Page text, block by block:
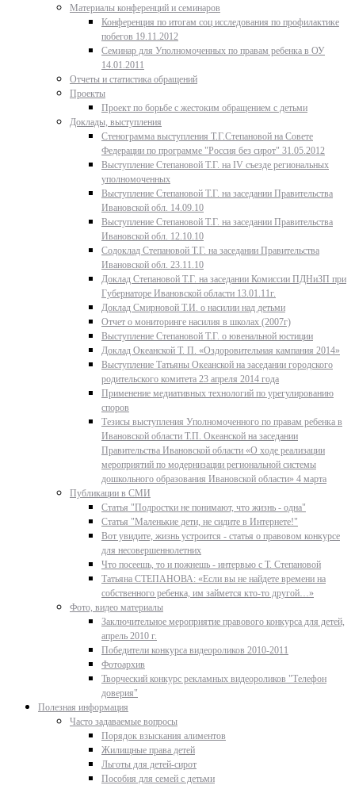
Материалы конференций и семинаров
Конференция по итогам соц исследования по профилактике
побегов 19.11.2012
Семинар для Уполномоченных по правам ребенка в ОУ
14.01.2011
Отчеты и статистика обращений
Проекты
Проект по борьбе с жестоким обращением с детьми
Доклады, выступления
Стенограмма выступления Т.Г.Степановой на Совете
Федерации по программе "Россия без сирот" 31.05.2012
Выступление Степановой Т.Г. на IV съезде региональных
уполномоченных
Выступление Степановой Т.Г. на заседании Правительства
Ивановской обл. 14.09.10
Выступление Степановой Т.Г. на заседании Правительства
Ивановской обл. 12.10.10
Содоклад Степановой Т.Г. на заседании Правительства
Ивановской обл. 23.11.10
Доклад Степановой Т.Г. на заседании Комиссии ПДНиЗП при
Губернаторе Ивановской области 13.01.11г.
Доклад Смирновой Т.И. о насилии над детьми
Отчет о мониторинге насилия в школах (2007г)
Выступление Степановой Т.Г. о ювенальной юстиции
Доклад Океанской Т. П. «Оздоровительная кампания 2014»
Выступление Татьяны Океанской на заседании городского
родительского комитета 23 апреля 2014 года
Применение медиативных технологий по урегулированию
споров
Тезисы выступления Уполномоченного по правам ребенка в
Ивановской области Т.П. Океанской на заседании
Правительства Ивановской области «О ходе реализации
мероприятий по модернизации региональной системы
дошкольного образования Ивановской области» 4 марта
Публикации в СМИ
Статья "Подростки не понимают, что жизнь - одна"
Статья "Маленькие дети, не сидите в Интернете!"
Вот увидите, жизнь устроится - статья о правовом конкурсе
для несовершеннолетних
Что посеешь, то и пожнешь - интервью с Т. Степановой
Татьяна СТЕПАНОВА: «Если вы не найдете времени на
собственного ребенка, им займется кто-то другой…»
Фото, видео материалы
Заключительное мероприятие правового конкурса для детей,
апрель 2010 г.
Победители конкурса видеороликов 2010-2011
Фотоархив
Творческий конкурс рекламных видеороликов "Телефон
доверия"
Полезная информация
Часто задаваемые вопросы
Порядок взыскания алиментов
Жилищные права детей
Льготы для детей-сирот
Пособия для семей с детьми